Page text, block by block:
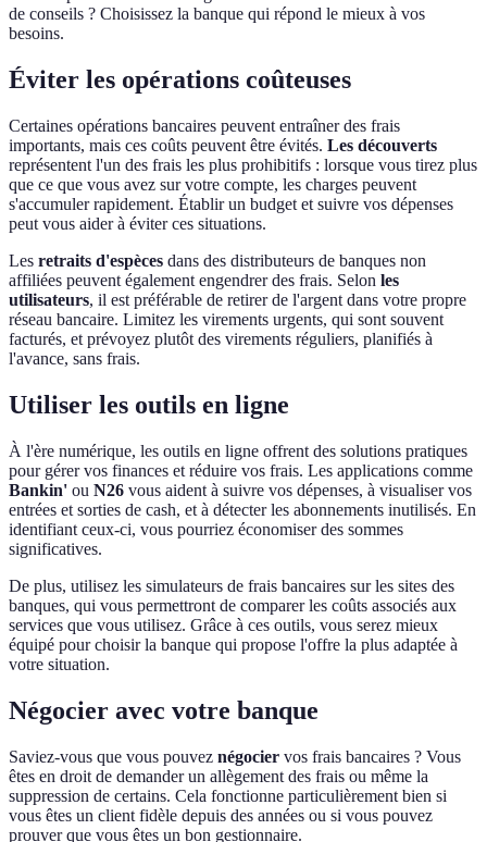
de conseils ? Choisissez la banque qui répond le mieux à vos
besoins.
Éviter les opérations coûteuses
Certaines opérations bancaires peuvent entraîner des frais
importants, mais ces coûts peuvent être évités. Les découverts
représentent l'un des frais les plus prohibitifs : lorsque vous tirez plus
que ce que vous avez sur votre compte, les charges peuvent
s'accumuler rapidement. Établir un budget et suivre vos dépenses
peut vous aider à éviter ces situations.
Les retraits d'espèces dans des distributeurs de banques non
affiliées peuvent également engendrer des frais. Selon les
utilisateurs, il est préférable de retirer de l'argent dans votre propre
réseau bancaire. Limitez les virements urgents, qui sont souvent
facturés, et prévoyez plutôt des virements réguliers, planifiés à
l'avance, sans frais.
Utiliser les outils en ligne
À l'ère numérique, les outils en ligne offrent des solutions pratiques
pour gérer vos finances et réduire vos frais. Les applications comme
Bankin' ou N26 vous aident à suivre vos dépenses, à visualiser vos
entrées et sorties de cash, et à détecter les abonnements inutilisés. En
identifiant ceux-ci, vous pourriez économiser des sommes
significatives.
De plus, utilisez les simulateurs de frais bancaires sur les sites des
banques, qui vous permettront de comparer les coûts associés aux
services que vous utilisez. Grâce à ces outils, vous serez mieux
équipé pour choisir la banque qui propose l'offre la plus adaptée à
votre situation.
Négocier avec votre banque
Saviez-vous que vous pouvez négocier vos frais bancaires ? Vous
êtes en droit de demander un allègement des frais ou même la
suppression de certains. Cela fonctionne particulièrement bien si
vous êtes un client fidèle depuis des années ou si vous pouvez
prouver que vous êtes un bon gestionnaire.